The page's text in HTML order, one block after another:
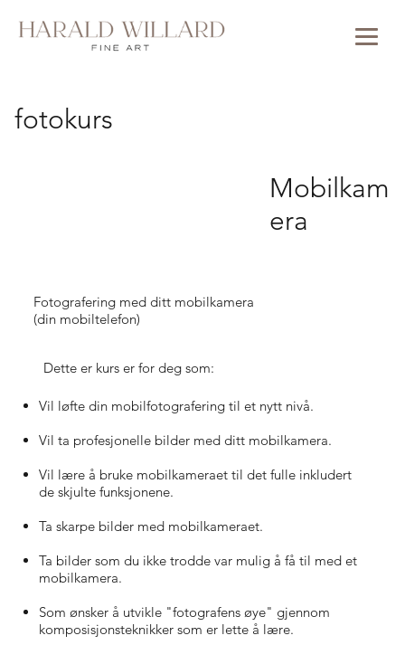
Vil løfte din mobilfotografering til et nytt nivå.
Vil ta profesjonelle bilder med ditt mobilkamera.
Vil lære å bruke mobilkameraet til det fulle inkludert
de skjulte funksjonene.
Ta skarpe bilder med mobilkameraet.
Ta bilder som du ikke trodde var mulig å få til med et
mobilkamera.
Som ønsker å utvikle "fotografens øye" gjennom
komposisjonsteknikker som er lette å lære.
Dette er kurs er for deg som:
Fotografering med ditt mobilkamera
(din mobiltelefon)
fotokurs
Mobilkam
era